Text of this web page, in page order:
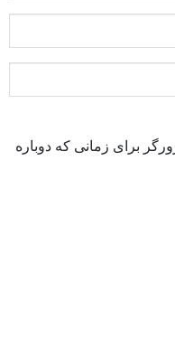
برای زمانی که دوباره